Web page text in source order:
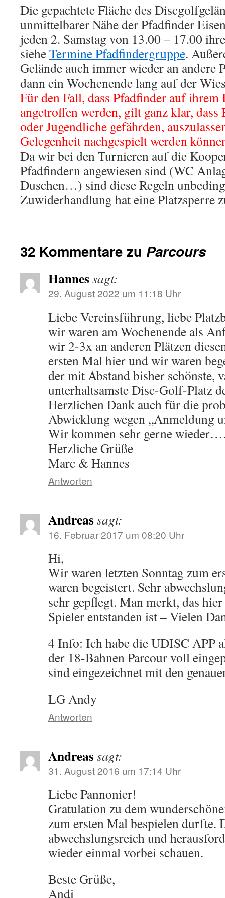
Die gepachtete Fläche des
unmittelbarer Nähe der Pfadfinder
jeden 2. Samstag von 13.00 – 17.00
sieheTermine Pfadfindergruppe.
Gelände auch immer wieder an andere
dann ein Wochenende lang auf der
Für den Fall, dass Pfadfinder auf ihrem
angetroffen werden, gilt ganz klar,
oder Jugendliche gefährden,
Gelegenheit nachgespielt werden
Da wir bei den Turnieren auf die
Pfadfindern angewiesen sind (WC
Duschen…) sind diese Regeln
Zuwiderhandlung hat eine Platzsperre
32 Kommentare zu Parcours
Hannessagt:
29. August 2022 um 11:18 Uhr
Liebe Vereinsführung, liebe
wir waren am Wochenende als
wir 2-3x an anderen Plätzen
ersten Mal hier und wir waren
der mit Abstand bisher schönste,
unterhaltsamste Disc-Golf-Platz
Herzlichen Dank auch für die
Abwicklung wegen „Anmeldung
Wir kommen sehr gerne
Herzliche Grüße
Marc & Hannes
Antworten
Andreassagt:
16. Februar 2017 um 08:20 Uhr
Hi,
Wir waren letzten Sonntag zum
waren begeistert. Sehr
sehr gepflegt. Man merkt, das
Spieler entstanden ist – Vielen
4 Info: Ich habe die UDISC APP
der 18-Bahnen Parcour voll
sind eingezeichnet mit den
LG Andy
Antworten
Andreassagt:
31. August 2016 um 17:14 Uhr
Liebe Pannonier!
Gratulation zu dem
zum ersten Mal bespielen durfte.
abwechslungsreich und
wieder einmal vorbei schauen.
Beste Grüße,
Andi